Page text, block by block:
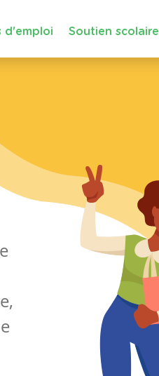
d'emploi Soutien scolaire